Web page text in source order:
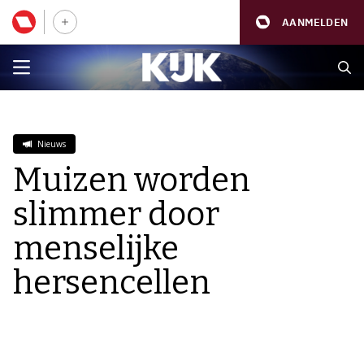
AANMELDEN
Nieuws
Muizen worden
slimmer door
menselijke
hersencellen